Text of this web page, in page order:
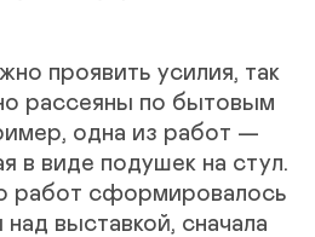
проявить усилия, так
рассеяны по бытовым
одна из работ —
в виде подушек на стул.
работ сформировалось
выставкой, сначала